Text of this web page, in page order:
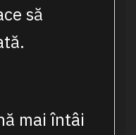
să
mai întâi